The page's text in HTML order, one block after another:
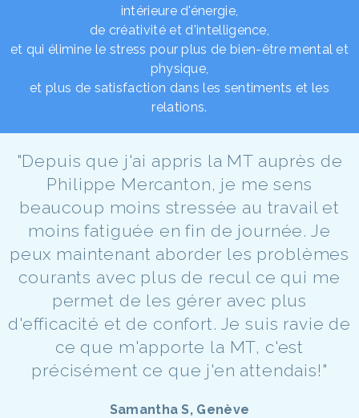
intérieure d'énergie,
de créativité et d'intelligence,
et qui élimine le stress pour plus de bien-être mental et
physique,
et plus de satisfaction dans les sentiments et les
relations.
"Depuis que j'ai appris la MT auprès de
Philippe Mercanton, je me sens
beaucoup moins stressée au travail et
moins fatiguée en fin de journée. Je
peux maintenant aborder les problèmes
courants avec plus de recul ce qui me
permet de les gérer avec plus
d'efficacité et de confort. Je suis ravie de
ce que m'apporte la MT, c'est
précisément ce que j'en attendais!"
Samantha S, Genève